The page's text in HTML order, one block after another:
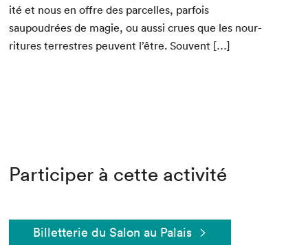
ité et nous en offre des par­celles, par­fois
saupoudrées de magie, ou aus­si crues que les nour­
ri­t­ures ter­restres peu­vent l’être. Souvent […]
Participer à cette activité
Billetterie du Salon au Palais